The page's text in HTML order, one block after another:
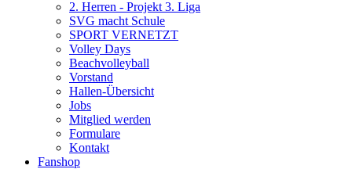
2. Herren - Projekt 3. Liga
SVG macht Schule
SPORT VERNETZT
Volley Days
Beachvolleyball
Vorstand
Hallen-Übersicht
Jobs
Mitglied werden
Formulare
Kontakt
Fanshop